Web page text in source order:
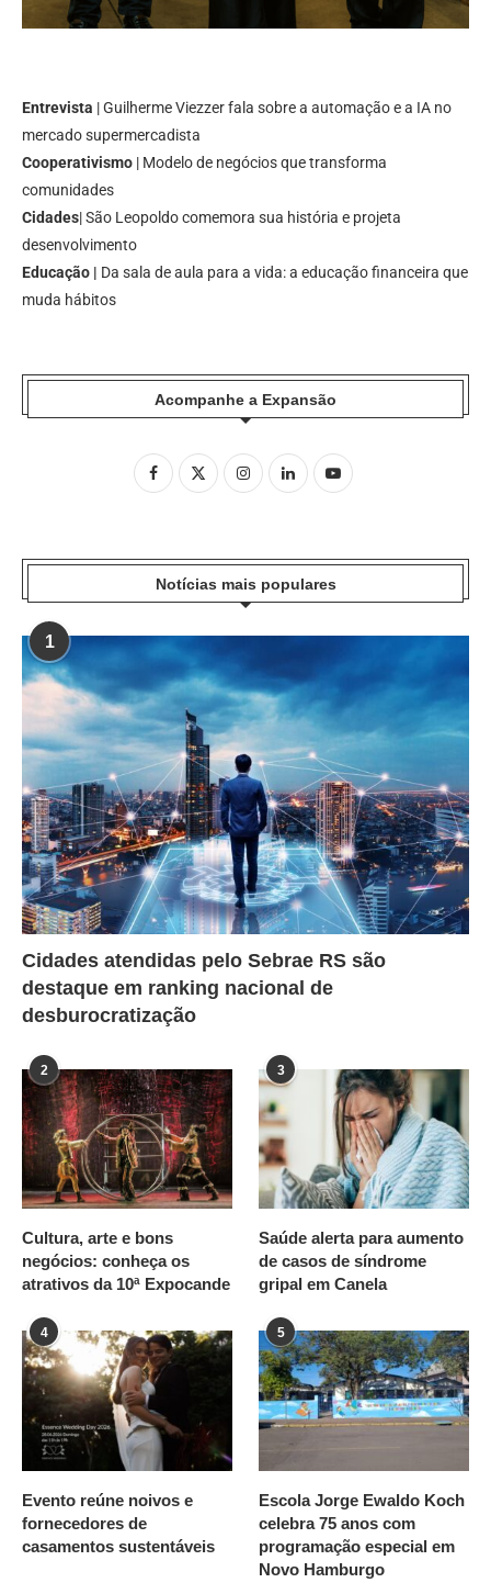
Entrevista | Guilherme Viezzer fala sobre a automação e a IA no
mercado supermercadista
Cooperativismo | Modelo de negócios que transforma
comunidades
Cidades| São Leopoldo comemora sua história e projeta
desenvolvimento
Educação | Da sala de aula para a vida: a educação financeira que
muda hábitos
Acompanhe a Expansão
Notícias mais populares
1
Cidades atendidas pelo Sebrae RS são
destaque em ranking nacional de
desburocratização
2
Cultura, arte e bons
negócios: conheça os
atrativos da 10ª Expocande
3
Saúde alerta para aumento
de casos de síndrome
gripal em Canela
4
Evento reúne noivos e
fornecedores de
casamentos sustentáveis
5
Escola Jorge Ewaldo Koch
celebra 75 anos com
programação especial em
Novo Hamburgo